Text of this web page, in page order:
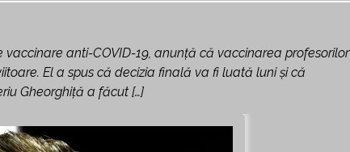
anti-COVID-19, anunță că vaccinarea profesorilor
El a spus că decizia finală va fi luată luni și că
Gheorghiță a făcut […]